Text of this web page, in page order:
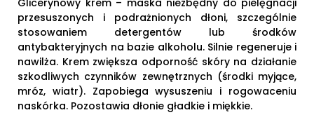
przesuszonych i podrażnionych dłoni, szczególnie
stosowaniem detergentów lub środków
antybakteryjnych na bazie alkoholu. Silnie regeneruje i
nawilża. Krem zwiększa odporność skóry na działanie
szkodliwych czynników zewnętrznych (środki myjące,
mróz, wiatr). Zapobiega wysuszeniu i rogowaceniu
naskórka. Pozostawia dłonie gładkie i miękkie.